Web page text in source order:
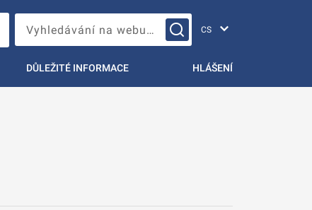
Vyhledávání na webu…
DŮLEŽITÉ INFORMACE HLÁŠENÍ